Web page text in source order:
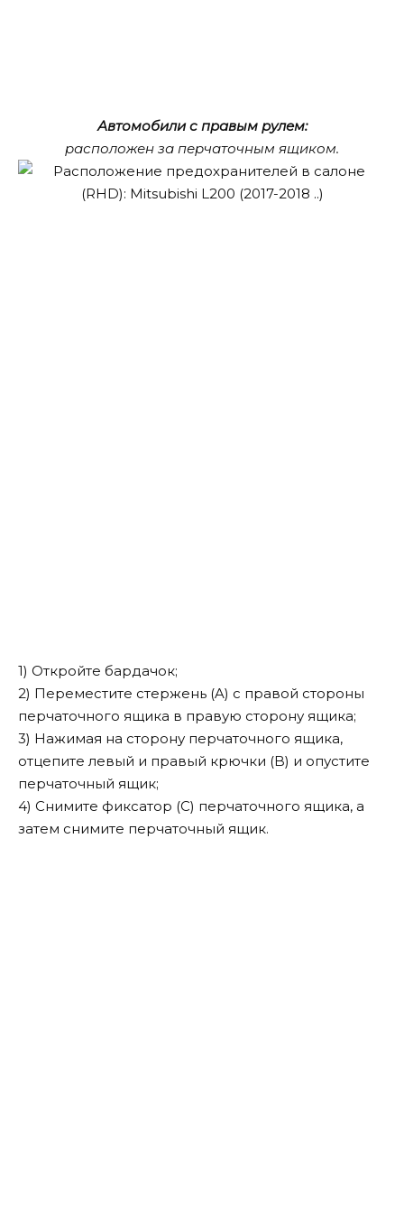
Автомобили с правым рулем:
расположен за перчаточным ящиком.
1) Откройте бардачок;
2) Переместите стержень (A) с правой стороны
перчаточного ящика в правую сторону ящика;
3) Нажимая на сторону перчаточного ящика,
отцепите левый и правый крючки (B) и опустите
перчаточный ящик;
4) Снимите фиксатор (C) перчаточного ящика, а
затем снимите перчаточный ящик.